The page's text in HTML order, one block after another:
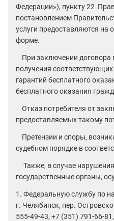
Федерации»), пункту 22
постановлением
услуги предоставляются на
форме.
При заключении договора
получения
гарантий бесплатного
бесплатного оказания
Отказ потребителя от
предоставляемых такому
Претензии и споры,
судебном порядке в
Также, в случае
государственные органы,
1. Федеральную службу по
г. Челябинск, пер.
555-49-43, +7 (351) 791-66-